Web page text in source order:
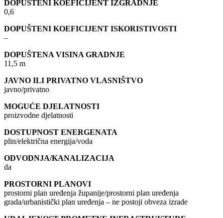
DOPUŠTENI KOEFICIJENT IZGRADNJE
0,6
DOPUŠTENI KOEFICIJENT ISKORISTIVOSTI
–
DOPUŠTENA VISINA GRADNJE
11,5 m
JAVNO ILI PRIVATNO VLASNIŠTVO
javno/privatno
MOGUĆE DJELATNOSTI
proizvodne djelatnosti
DOSTUPNOST ENERGENATA
plin/električna energija/voda
ODVODNJA/KANALIZACIJA
da
PROSTORNI PLANOVI
prostorni plan uređenja županije/prostorni plan uređenja
grada/urbanistički plan uređenja – ne postoji obveza izrade